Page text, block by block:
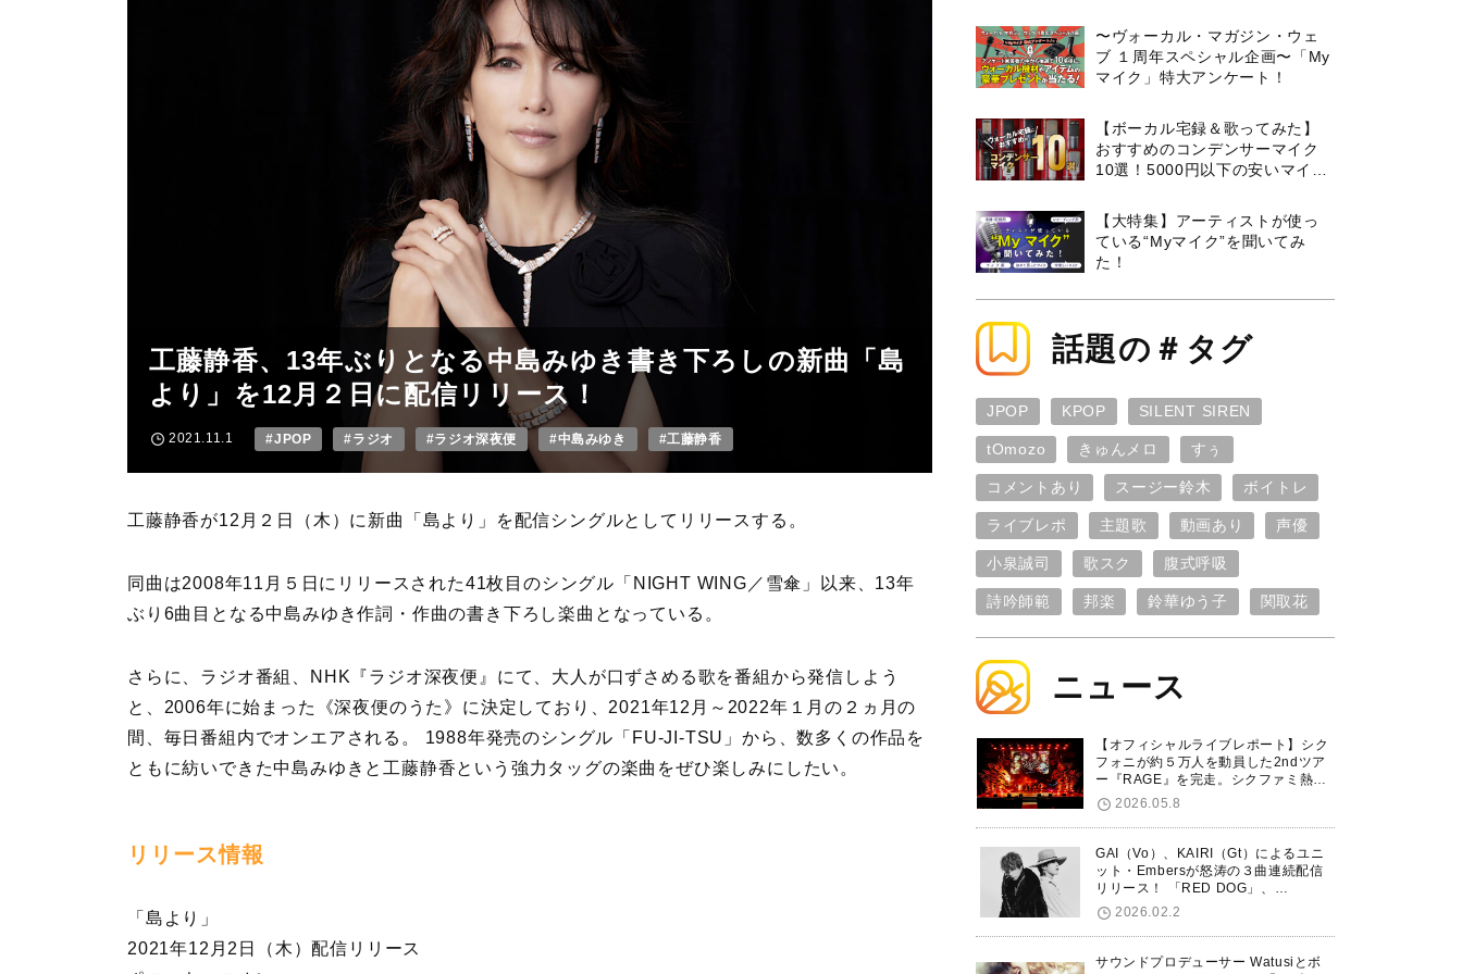
工藤静香、13年ぶりとなる中島みゆき書き下ろしの新曲「島
より」を12月２日に配信リリース！
2021.11.1 #JPOP #ラジオ #ラジオ深夜便 #中島みゆき #工藤静香
工藤静香が12月２日（木）に新曲「島より」を配信シングルとしてリリースする。
同曲は2008年11月５日にリリースされた41枚目のシングル「NIGHT WING／雪傘」以来、13年
ぶり6曲目となる中島みゆき作詞・作曲の書き下ろし楽曲となっている。
さらに、ラジオ番組、NHK『ラジオ深夜便』にて、大人が口ずさめる歌を番組から発信しよう
と、2006年に始まった《深夜便のうた》に決定しており、2021年12月～2022年１月の２ヵ月の
間、毎日番組内でオンエアされる。 1988年発売のシングル「FU-JI-TSU」から、数多くの作品を
ともに紡いできた中島みゆきと工藤静香という強力タッグの楽曲をぜひ楽しみにしたい。
リリース情報
「島より」
2021年12月2日（木）配信リリース
〜ヴォーカル・マガジン・ウェ
ブ １周年スペシャル企画〜「My
マイク」特大アンケート！
【ボーカル宅録＆歌ってみた】
おすすめのコンデンサーマイク
10選！5000円以下の安いマイク
【大特集】アーティストが使っ
ている“Myマイク”を聞いてみ
た！
話題の＃タグ
JPOP KPOP SILENT SIREN
tOmozo きゅんメロ すぅ
コメントあり スージー鈴木 ボイトレ
ライブレポ 主題歌 動画あり 声優
小泉誠司 歌スク 腹式呼吸
詩吟師範 邦楽 鈴華ゆう子 関取花
ニュース
【オフィシャルライブレポート】シク
フォニが約５万人を動員した2ndツア
ー『RAGE』を完走。シクファミ熱狂
のKアリーナ横浜ファイナル公演の模
様をお届け！
2026.05.8
GAI（Vo）、KAIRI（Gt）によるユニ
ット・Embersが怒涛の３曲連続配信
リリース！ 「RED DOG」、
「Untitled Hero」に続き、5thシング
ル「De-Marionette」のリリースを発
表！
2026.02.2
サウンドプロデューサー Watusiとボ